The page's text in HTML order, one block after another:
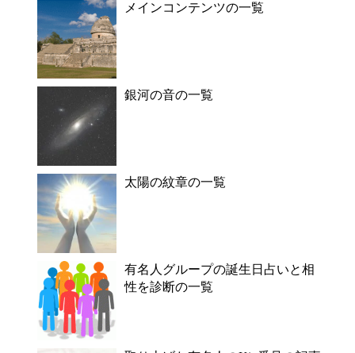
メインコンテンツの一覧
銀河の音の一覧
太陽の紋章の一覧
有名人グループの誕生日占いと相
性を診断の一覧